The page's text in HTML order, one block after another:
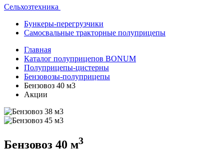
Сельхозтехника
Бункеры-перегрузчики
Самосвальные тракторные полуприцепы
Главная
Каталог полуприцепов BONUM
Полуприцепы-цистерны
Бензовозы-полуприцепы
Бензовоз 40 м3
Акции
Бензовоз 40 м3